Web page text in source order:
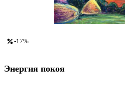
-17%
Энергия покоя